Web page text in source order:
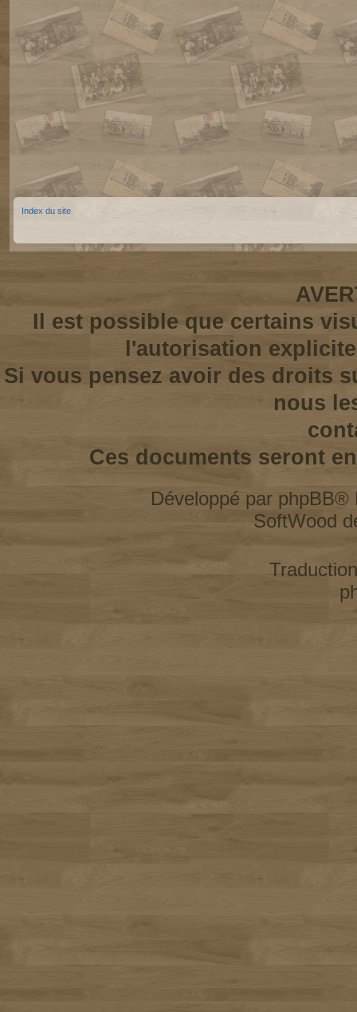
Index du site
Il est possible que certains
l'autorisation
Si vous pensez avoir des droits
nous
Ces documents seront
Développé par phpBB®
SoftWood